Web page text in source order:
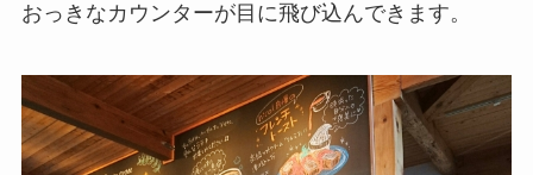
おっきなカウンターが目に飛び込んできます。